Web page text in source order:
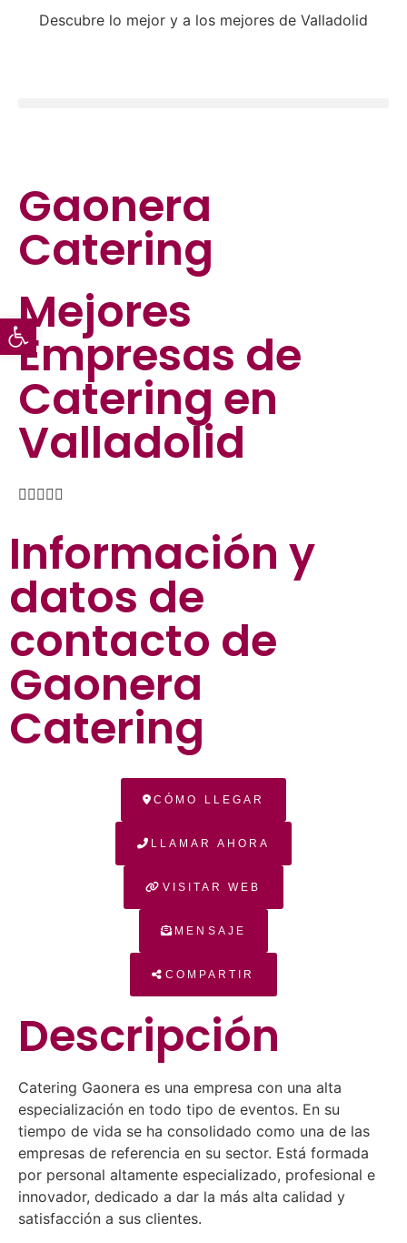
Descubre lo mejor y a los mejores de Valladolid
Gaonera
Catering
Mejores
Empresas de
Catering en
Valladolid

Información y
datos de
contacto de
Gaonera
Catering
CÓMO LLEGAR
LLAMAR AHORA
VISITAR WEB
MENSAJE
COMPARTIR
Descripción
Catering Gaonera es una empresa con una alta
especialización en todo tipo de eventos. En su
tiempo de vida se ha consolidado como una de las
empresas de referencia en su sector. Está formada
por personal altamente especializado, profesional e
innovador, dedicado a dar la más alta calidad y
satisfacción a sus clientes.
Abrir barra de herramientas